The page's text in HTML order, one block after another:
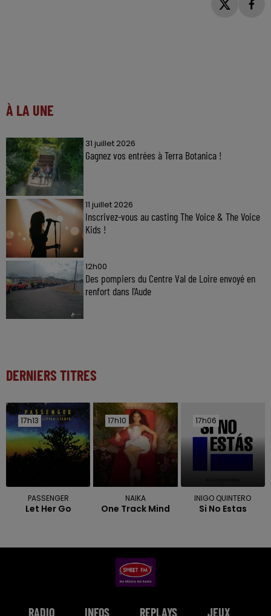
À LA UNE
31 juillet 2026
Gagnez vos entrées à Terra Botanica !
11 juillet 2026
Inscrivez-vous au casting The Voice & The Voice
Kids !
12h00
Des pompiers du Centre Val de Loire envoyé en
renfort dans l'Aude
DERNIERS TITRES
17h13
17h13
PASSENGER
Let Her Go
17h10
17h10
NAIKA
One Track Mind
17h06
17h06
INIGO QUINTERO
Si No Estas
RADIO INFOS REPLAYS JEUX